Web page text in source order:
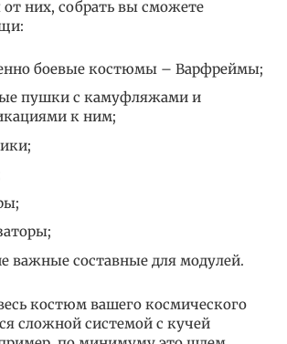
от них, собрать вы сможете
боевые костюмы – Варфреймы;
пушки с камуфляжами и
к ним;
важные составные для модулей.
костюм вашего космического
сложной системой с кучей